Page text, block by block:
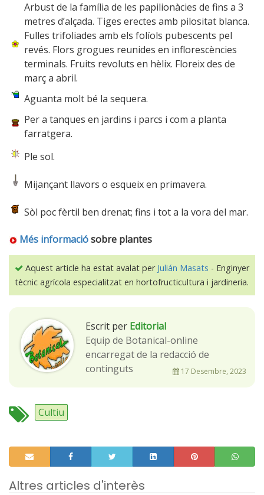
Arbust de la família de les papilionàcies de fins a 3
metres d’alçada. Tiges erectes amb pilositat blanca.
Fulles trifoliades amb els folíols pubescents pel
revés. Flors grogues reunides en inflorescències
terminals. Fruits revoluts en hèlix. Floreix des de
març a abril.
Aguanta molt bé la sequera.
Per a tanques en jardins i parcs i com a planta
farratgera.
Ple sol.
Mijançant llavors o esqueix en primavera.
Sòl poc fèrtil ben drenat; fins i tot a la vora del mar.
Més informaciósobre plantes
Aquest article ha estat avalat per Julián Masats - Enginyer
tècnic agrícola especialitzat en hortofructicultura i jardineria.
Escrit per Editorial
Equip de Botanical-online
encarregat de la redacció de
continguts
17 Desembre, 2023
Cultiu
Altres articles d'interès